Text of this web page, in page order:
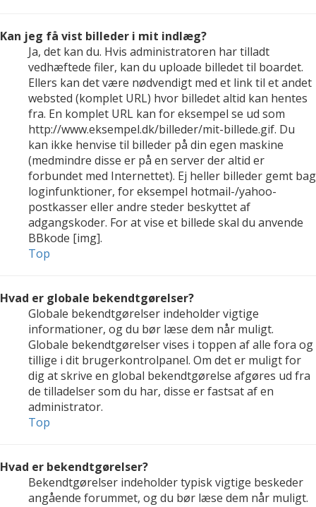
Kan jeg få vist billeder i mit indlæg?
Ja, det kan du. Hvis administratoren har tilladt
vedhæftede filer, kan du uploade billedet til boardet.
Ellers kan det være nødvendigt med et link til et andet
websted (komplet URL) hvor billedet altid kan hentes
fra. En komplet URL kan for eksempel se ud som
http://www.eksempel.dk/billeder/mit-billede.gif. Du
kan ikke henvise til billeder på din egen maskine
(medmindre disse er på en server der altid er
forbundet med Internettet). Ej heller billeder gemt bag
loginfunktioner, for eksempel hotmail-/yahoo-
postkasser eller andre steder beskyttet af
adgangskoder. For at vise et billede skal du anvende
BBkode [img].
Top
Hvad er globale bekendtgørelser?
Globale bekendtgørelser indeholder vigtige
informationer, og du bør læse dem når muligt.
Globale bekendtgørelser vises i toppen af alle fora og
tillige i dit brugerkontrolpanel. Om det er muligt for
dig at skrive en global bekendtgørelse afgøres ud fra
de tilladelser som du har, disse er fastsat af en
administrator.
Top
Hvad er bekendtgørelser?
Bekendtgørelser indeholder typisk vigtige beskeder
angående forummet, og du bør læse dem når muligt.